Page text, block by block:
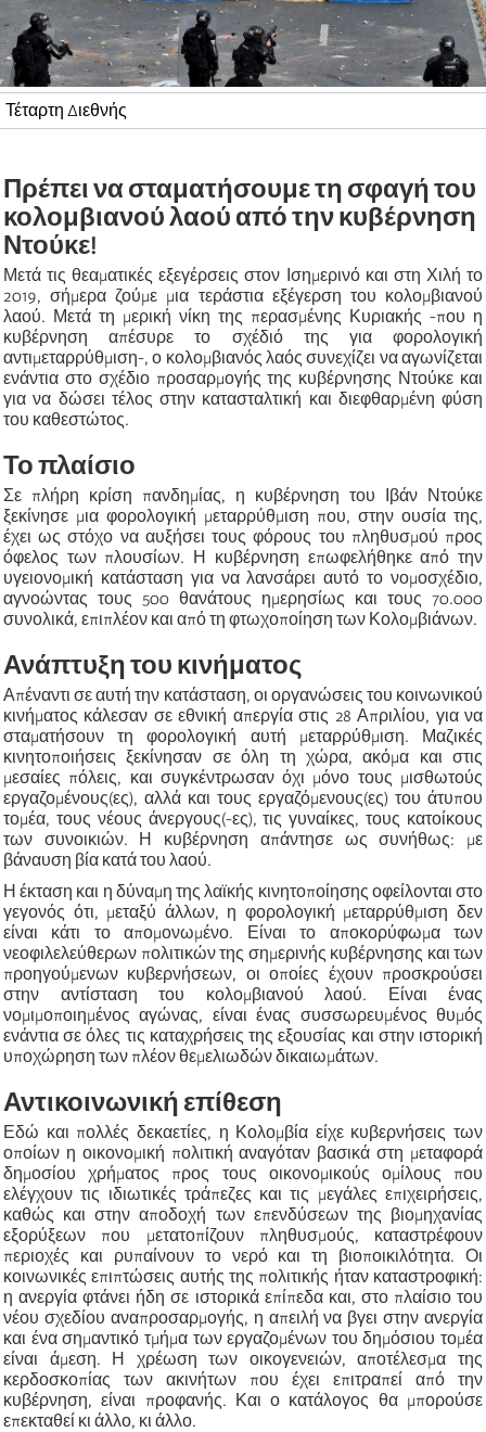
Τέταρτη Διεθνής
Πρέπει να σταματήσουμε τη σφαγή του
κολομβιανού λαού από την κυβέρνηση
Ντούκε!
Μετά τις θεαματικές εξεγέρσεις στον Ισημερινό και στη Χιλή το
2019, σήμερα ζούμε μια τεράστια εξέγερση του κολομβιανού
λαού. Μετά τη μερική νίκη της περασμένης Κυριακής -που η
κυβέρνηση απέσυρε το σχέδιό της για φορολογική
αντιμεταρρύθμιση-, ο κολομβιανός λαός συνεχίζει να αγωνίζεται
ενάντια στο σχέδιο προσαρμογής της κυβέρνησης Ντούκε και
για να δώσει τέλος στην κατασταλτική και διεφθαρμένη φύση
του καθεστώτος.
Το πλαίσιο
Σε πλήρη κρίση πανδημίας, η κυβέρνηση του Ιβάν Ντούκε
ξεκίνησε μια φορολογική μεταρρύθμιση που, στην ουσία της,
έχει ως στόχο να αυξήσει τους φόρους του πληθυσμού προς
όφελος των πλουσίων. Η κυβέρνηση επωφελήθηκε από την
υγειονομική κατάσταση για να λανσάρει αυτό το νομοσχέδιο,
αγνοώντας τους 500 θανάτους ημερησίως και τους 70.000
συνολικά, επιπλέον και από τη φτωχοποίηση των Κολομβιάνων.
Ανάπτυξη του κινήματος
Απέναντι σε αυτή την κατάσταση, οι οργανώσεις του κοινωνικού
κινήματος κάλεσαν σε εθνική απεργία στις 28 Απριλίου, για να
σταματήσουν τη φορολογική αυτή μεταρρύθμιση. Μαζικές
κινητοποιήσεις ξεκίνησαν σε όλη τη χώρα, ακόμα και στις
μεσαίες πόλεις, και συγκέντρωσαν όχι μόνο τους μισθωτούς
εργαζομένους(ες), αλλά και τους εργαζόμενους(ες) του άτυπου
τομέα, τους νέους άνεργους(-ες), τις γυναίκες, τους κατοίκους
των συνοικιών. Η κυβέρνηση απάντησε ως συνήθως: με
βάναυση βία κατά του λαού.
Η έκταση και η δύναμη της λαϊκής κινητοποίησης οφείλονται στο
γεγονός ότι, μεταξύ άλλων, η φορολογική μεταρρύθμιση δεν
είναι κάτι το απομονωμένο. Είναι το αποκορύφωμα των
νεοφιλελεύθερων πολιτικών της σημερινής κυβέρνησης και των
προηγούμενων κυβερνήσεων, οι οποίες έχουν προσκρούσει
στην αντίσταση του κολομβιανού λαού. Είναι ένας
νομιμοποιημένος αγώνας, είναι ένας συσσωρευμένος θυμός
ενάντια σε όλες τις καταχρήσεις της εξουσίας και στην ιστορική
υποχώρηση των πλέον θεμελιωδών δικαιωμάτων.
Αντικοινωνική επίθεση
Εδώ και πολλές δεκαετίες, η Κολομβία είχε κυβερνήσεις των
οποίων η οικονομική πολιτική αναγόταν βασικά στη μεταφορά
δημοσίου χρήματος προς τους οικονομικούς ομίλους που
ελέγχουν τις ιδιωτικές τράπεζες και τις μεγάλες επιχειρήσεις,
καθώς και στην αποδοχή των επενδύσεων της βιομηχανίας
εξορύξεων που μετατοπίζουν πληθυσμούς, καταστρέφουν
περιοχές και ρυπαίνουν το νερό και τη βιοποικιλότητα. Οι
κοινωνικές επιπτώσεις αυτής της πολιτικής ήταν καταστροφική:
η ανεργία φτάνει ήδη σε ιστορικά επίπεδα και, στο πλαίσιο του
νέου σχεδίου αναπροσαρμογής, η απειλή να βγει στην ανεργία
και ένα σημαντικό τμήμα των εργαζομένων του δημόσιου τομέα
είναι άμεση. Η χρέωση των οικογενειών, αποτέλεσμα της
κερδοσκοπίας των ακινήτων που έχει επιτραπεί από την
κυβέρνηση, είναι προφανής. Και ο κατάλογος θα μπορούσε
επεκταθεί κι άλλο, κι άλλο.